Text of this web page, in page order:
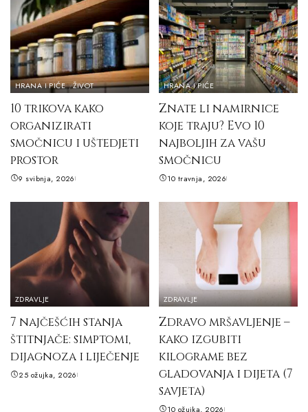
HRANA I PIĆE ŽIVOT
10 trikova kako
organizirati
smočnicu i uštedjeti
prostor
9 svibnja, 2026
HRANA I PIĆE
Znate li namirnice
koje traju? Evo 10
najboljih za vašu
smočnicu
10 travnja, 2026
ZDRAVLJE
7 najčešćih stanja
štitnjače: simptomi,
dijagnoza i liječenje
25 ožujka, 2026
ZDRAVLJE
Zdravo mršavljenje –
kako izgubiti
kilograme bez
gladovanja i dijeta (7
savjeta)
10 ožujka, 2026